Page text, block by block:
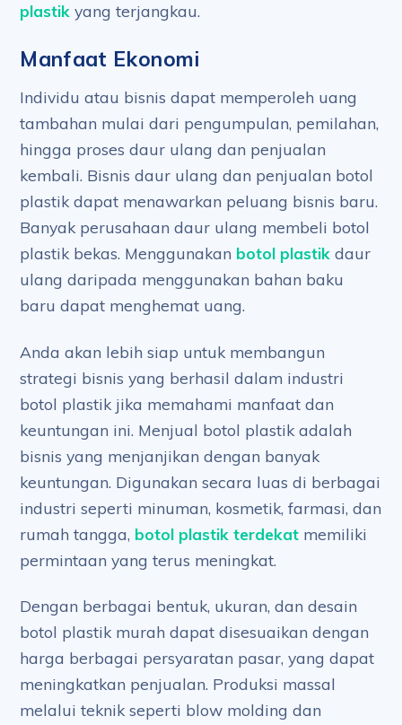
plastik yang terjangkau.
Manfaat Ekonomi
Individu atau bisnis dapat memperoleh uang
tambahan mulai dari pengumpulan, pemilahan,
hingga proses daur ulang dan penjualan
kembali. Bisnis daur ulang dan penjualan botol
plastik dapat menawarkan peluang bisnis baru.
Banyak perusahaan daur ulang membeli botol
plastik bekas. Menggunakan botol plastik daur
ulang daripada menggunakan bahan baku
baru dapat menghemat uang.
Anda akan lebih siap untuk membangun
strategi bisnis yang berhasil dalam industri
botol plastik jika memahami manfaat dan
keuntungan ini. Menjual botol plastik adalah
bisnis yang menjanjikan dengan banyak
keuntungan. Digunakan secara luas di berbagai
industri seperti minuman, kosmetik, farmasi, dan
rumah tangga, botol plastik terdekat memiliki
permintaan yang terus meningkat.
Dengan berbagai bentuk, ukuran, dan desain
botol plastik murah dapat disesuaikan dengan
harga berbagai persyaratan pasar, yang dapat
meningkatkan penjualan. Produksi massal
melalui teknik seperti blow molding dan